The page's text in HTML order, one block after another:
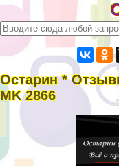
Остарин *
MK 2866